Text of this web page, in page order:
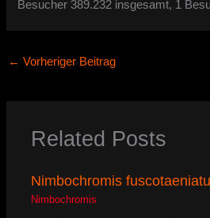
Besucher 389.232 insgesamt, 1
← Vorheriger Beitrag
Related Posts
Nimbochromis
Nimbochromis